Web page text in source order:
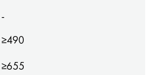
-
≥490
≥655